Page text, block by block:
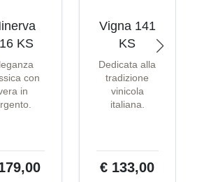
KS
con
in
Vigna 141
KS
Dedicata alla
tradizione
vinicola
italiana.
€ 133,00